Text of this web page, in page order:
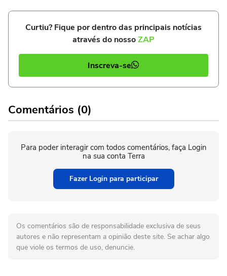
Curtiu? Fique por dentro das principais notícias
através do nossoZAP
Inscreva-se
Comentários (0)
Para poder interagir com todos comentários, faça Login
na sua conta Terra
Fazer Login para participar
Os comentários são de responsabilidade exclusiva de seus
autores e não representam a opinião deste site. Se achar algo
que viole os termos de uso, denuncie.